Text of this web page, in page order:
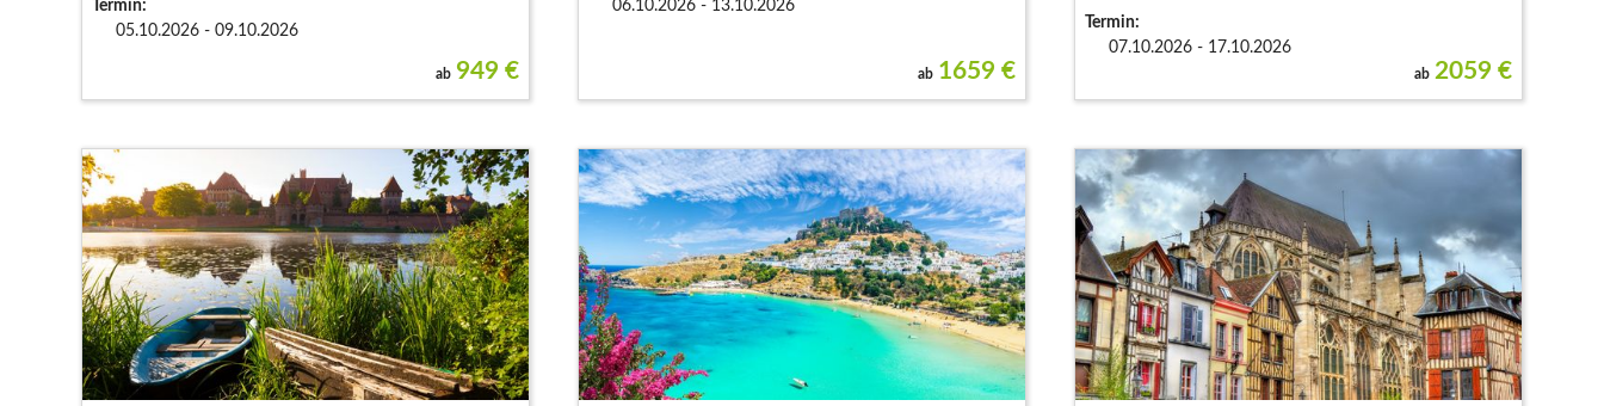
Termin:
05.10.2026 - 09.10.2026
ab 949 €
06.10.2026 - 13.10.2026
ab 1659 €
Termin:
07.10.2026 - 17.10.2026
ab 2059 €